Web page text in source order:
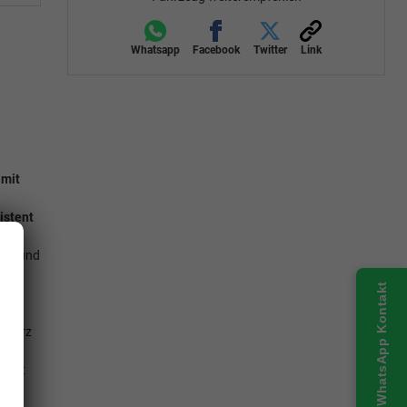
Whatsapp Facebook Twitter Link
und
WhatsApp Kontakt